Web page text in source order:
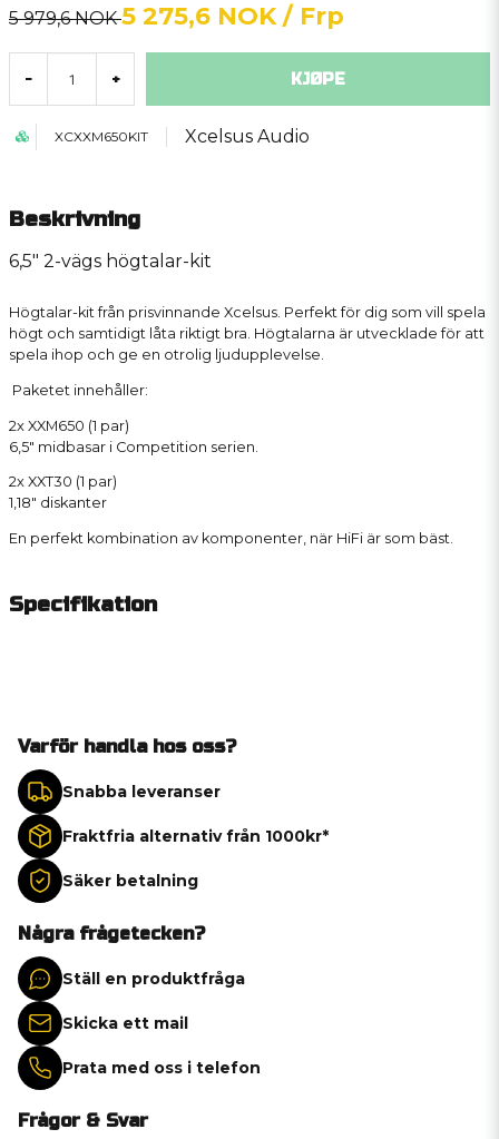
5 979,6 NOK5 275,6 NOK / Frp
- + KJØPE
XCXXM650KIT Xcelsus Audio
Beskrivning
6,5" 2-vägs högtalar-kit
Högtalar-kit från prisvinnande Xcelsus. Perfekt för dig som vill spela
högt och samtidigt låta riktigt bra. Högtalarna är utvecklade för att
spela ihop och ge en otrolig ljudupplevelse.
Paketet innehåller:
2x XXM650 (1 par)
6,5" midbasar i Competition serien.
2x XXT30 (1 par)
1,18" diskanter
En perfekt kombination av komponenter, när HiFi är som bäst.
Specifikation
Varför handla hos oss?
Snabba leveranser
Fraktfria alternativ från 1000kr*
Säker betalning
Några frågetecken?
Ställ en produktfråga
Skicka ett mail
Prata med oss i telefon
Frågor & Svar